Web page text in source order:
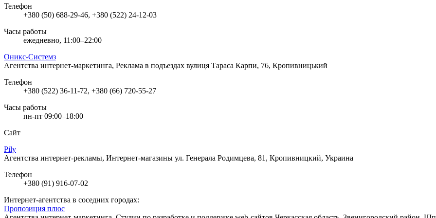
Телефон
+380 (50) 688-29-46, +380 (522) 24-12-03
Часы работы
ежедневно, 11:00–22:00
Оникс-Системз
Агентства интернет-маркетинга, Реклама в подъездах вулиця Тараса Карпи, 76, Кропивницький
Телефон
+380 (522) 36-11-72, +380 (66) 720-55-27
Часы работы
пн-пт 09:00–18:00
Сайт
Pily
Агентства интернет-рекламы, Интернет-магазины ул. Генерала Родимцева, 81, Кропивницкий, Украина
Телефон
+380 (91) 916-07-02
Интернет-агентства в соседних городах:
Пропозиция плюс